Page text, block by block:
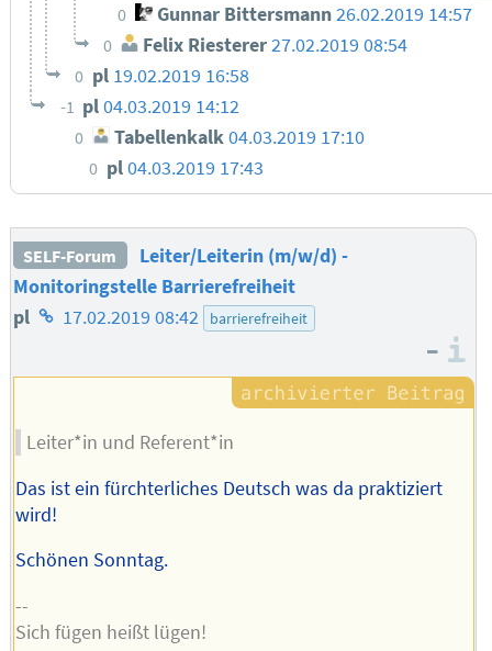
0 Gunnar Bittersmann26.02.2019 14:57
0 Felix Riesterer27.02.2019 08:54
0 pl 19.02.2019 16:58
-1 pl04.03.2019 14:12
0 Tabellenkalk 04.03.2019 17:10
0 pl04.03.2019 17:43
SELF-Forum
Leiter/Leiterin (m/w/d) -
Monitoringstelle Barrierefreiheit
pl Homepage
Autors
17.02.2019 08:42 barrierefreiheit
–
Leiter*in und Referent*in
Das ist ein fürchterliches Deutsch was da praktiziert
wird!
Schönen Sonntag.
--
Sich fügen heißt lügen!